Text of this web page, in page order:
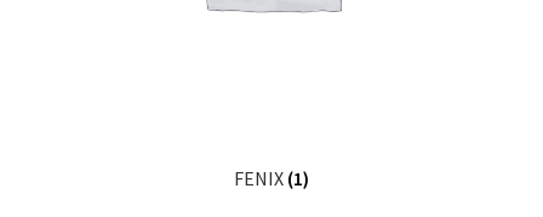
FENIX (1)